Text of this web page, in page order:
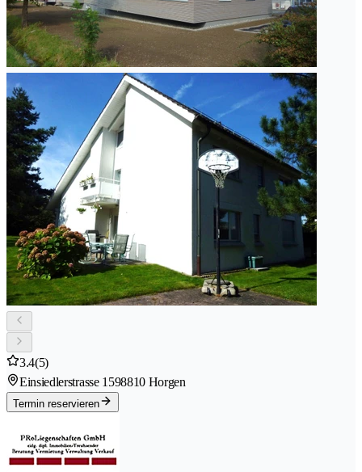
3.4(5)
Einsiedlerstrasse 1598810 Horgen
Termin reservieren